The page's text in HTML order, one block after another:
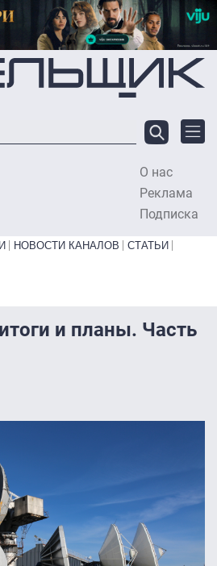
О нас
Реклама
Подписка
НОВОСТИ КАНАЛОВ
СТАТЬИ
и планы. Часть